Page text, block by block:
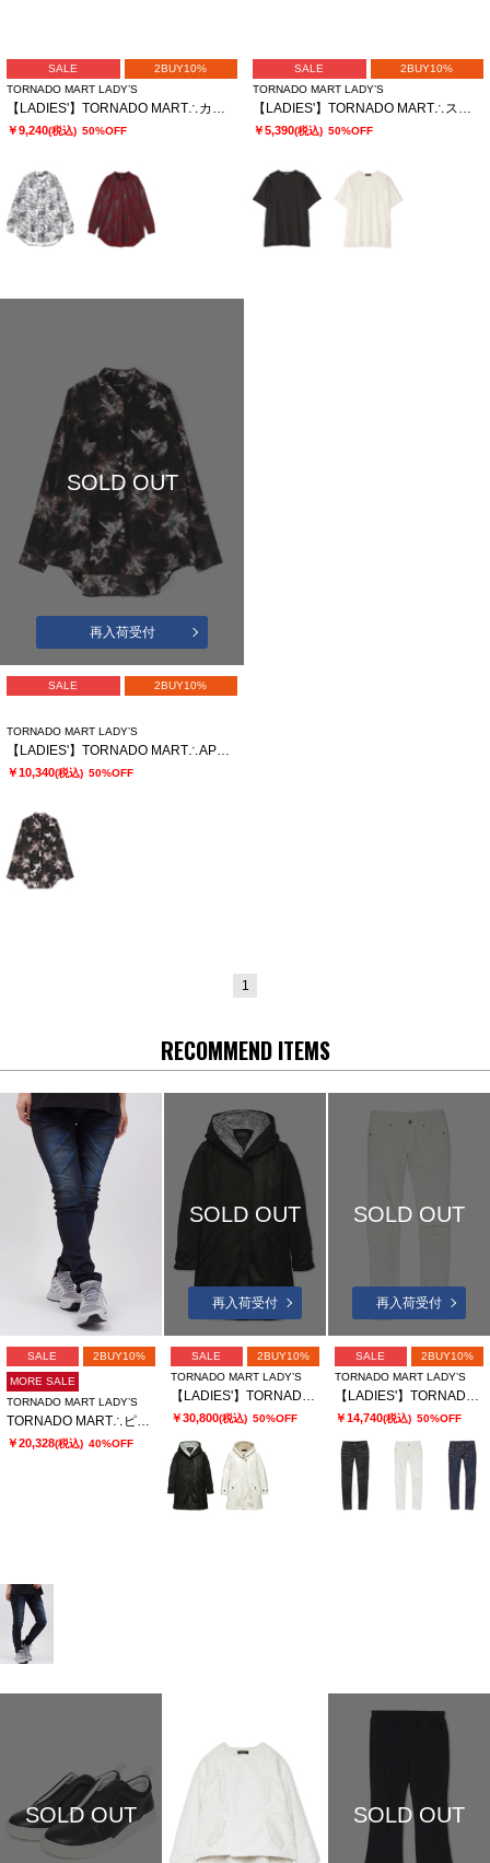
SALE
2BUY10%
TORNADO MART LADY’S
【LADIES'】TORNADO MART∴カスリフォイルハイネックロングカットソー
￥9,240(税込) 50%OFF
SALE
2BUY10%
TORNADO MART LADY’S
【LADIES'】TORNADO MART∴スリットオーバーカットソー
￥5,390(税込) 50%OFF
SOLD OUT
再入荷受付
SALE 2BUY10%
TORNADO MART LADY’S
【LADIES'】TORNADO MART∴APERTAプリントオーバーブラウス
￥10,340(税込) 50%OFF
1
RECOMMEND ITEMS
SALE 2BUY10%
MORE SALE
TORNADO MART LADY’S
￥20,328(税込) 40%OFF
SOLD OUT
再入荷受付
SALE
2BUY10%
TORNADO MART LADY’S
￥30,800(税込) 50%OFF
SOLD OUT
再入荷受付
SALE
2BUY10%
TORNADO MART LADY’S
￥14,740(税込) 50%OFF
SOLD OUT SOLD OUT